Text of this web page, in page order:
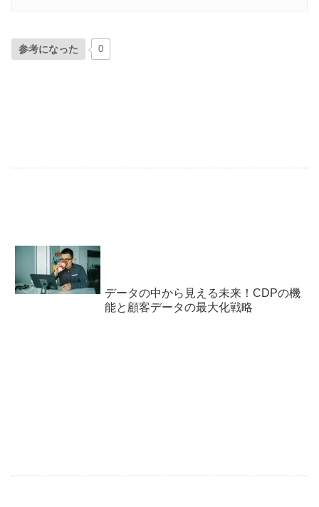
参考になった 0
データの中から見える未来！CDPの機
能と顧客データの最大化戦略